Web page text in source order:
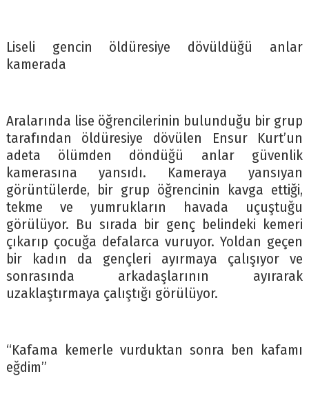
Liseli gencin öldüresiye dövüldüğü anlar
kamerada
Aralarında lise öğrencilerinin bulunduğu bir grup
tarafından öldüresiye dövülen Ensur Kurt’un
adeta ölümden döndüğü anlar güvenlik
kamerasına yansıdı. Kameraya yansıyan
görüntülerde, bir grup öğrencinin kavga ettiği,
tekme ve yumrukların havada uçuştuğu
görülüyor. Bu sırada bir genç belindeki kemeri
çıkarıp çocuğa defalarca vuruyor. Yoldan geçen
bir kadın da gençleri ayırmaya çalışıyor ve
sonrasında arkadaşlarının ayırarak
uzaklaştırmaya çalıştığı görülüyor.
“Kafama kemerle vurduktan sonra ben kafamı
eğdim”